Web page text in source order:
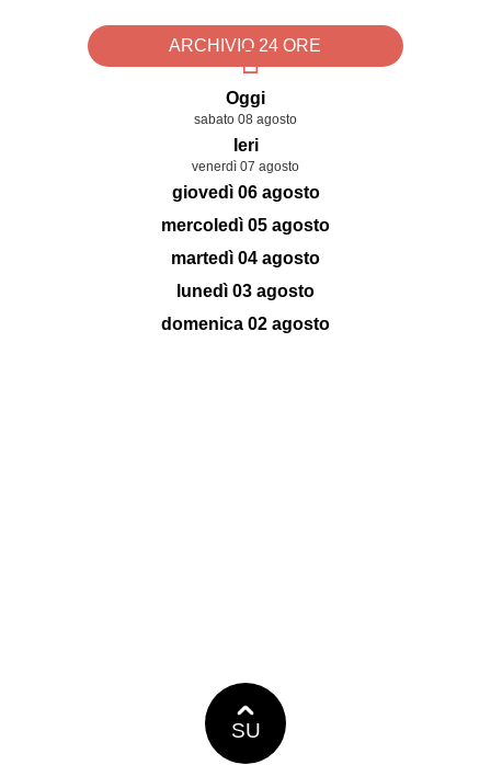
ARCHIVIO 24 ORE
Oggi
sabato 08 agosto
Ieri
venerdì 07 agosto
giovedì 06 agosto
mercoledì 05 agosto
martedì 04 agosto
lunedì 03 agosto
domenica 02 agosto
SU